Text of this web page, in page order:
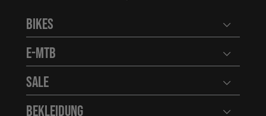
Bikes
E-MTB
Sale
Bekleidung